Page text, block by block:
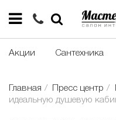
Акции Сантехника
Главная Пресс центр
идеальную душевую